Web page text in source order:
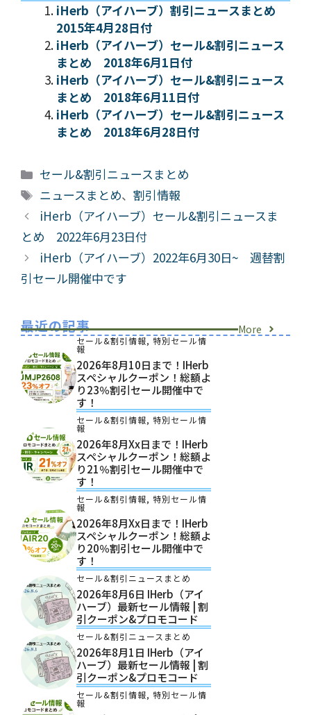
iHerb（アイハーブ）割引ニュースまとめ
2015年4月28日付
iHerb（アイハーブ）セール&割引ニュース
まとめ 2018年6月1日付
iHerb（アイハーブ）セール&割引ニュース
まとめ 2018年6月11日付
iHerb（アイハーブ）セール&割引ニュース
まとめ 2018年6月28日付
カ
テ
リ
ー
セール&割引ニュースまとめ
タ
グ
ニュースまとめ、割引情報
iHerb（アイハーブ）セール&割引ニュースま
とめ 2022年6月23日付
iHerb（アイハーブ）2022年6月30日~ 週替割
引セール開催中です
最近の記事 More
セール&割引情報, 特別セール情
報
2026年8月10日まで！iHerb
スペシャルクーポン！総額よ
り23％割引セール開催中で
す！
セール&割引情報, 特別セール情
報
2026年8月xx日まで！iHerb
スペシャルクーポン！総額よ
り21％割引セール開催中で
す！
セール&割引情報, 特別セール情
報
2026年8月xx日まで！iHerb
スペシャルクーポン！総額よ
り20％割引セール開催中で
す！
セール&割引ニュースまとめ
2026年8月6日 IHerb（アイ
ハーブ）最新セール情報 | 割
引クーポン&プロモコード
セール&割引ニュースまとめ
2026年8月1日 IHerb（アイ
ハーブ）最新セール情報 | 割
引クーポン&プロモコード
セール&割引情報, 特別セール情
報